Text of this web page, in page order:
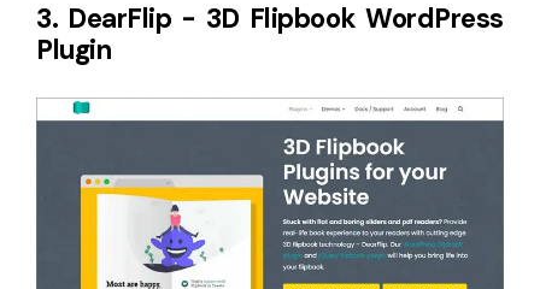
3. DearFlip - 3D Flipbook WordPress
Plugin